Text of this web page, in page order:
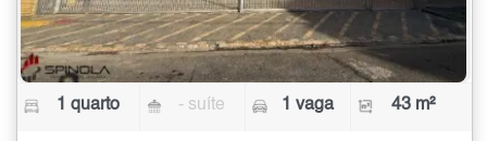
1 quarto - suíte 1 vaga 43 m²